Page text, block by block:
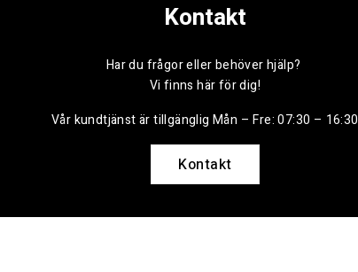
Kontakt
Har du frågor eller behöver hjälp?
Vi finns här för dig!
Vår kundtjänst är tillgänglig Mån – Fre: 07:30 – 16:30
Kontakt